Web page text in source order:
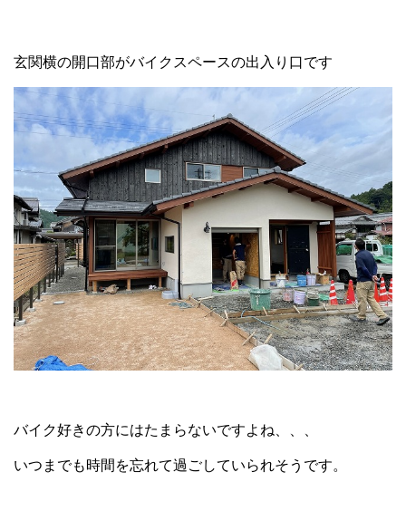
玄関横の開口部がバイクスペースの出入り口です
バイク好きの方にはたまらないですよね、、、
いつまでも時間を忘れて過ごしていられそうです。